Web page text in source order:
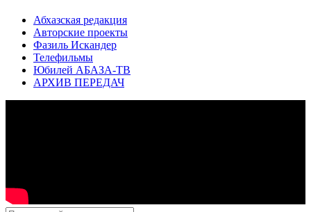
Абхазская редакция
Авторские проекты
Фазиль Искандер
Телефильмы
Юбилей АБАЗА-ТВ
АРХИВ ПЕРЕДАЧ